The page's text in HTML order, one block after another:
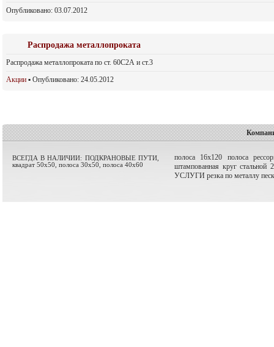
Опубликовано: 03.07.2012
Распродажа металлопроката
Распродажа металлопроката по ст. 60С2А и ст.3
Акции ▪ Опубликовано: 24.05.2012
полоса 16х120
полоса
штампованная круг стальной
УСЛУГИ резка по металлу
ВСЕГДА В НАЛИЧИИ: ПОДКРАНОВЫЕ ПУТИ,
квадрат 50х50, полоса 30х50, полоса 40х60